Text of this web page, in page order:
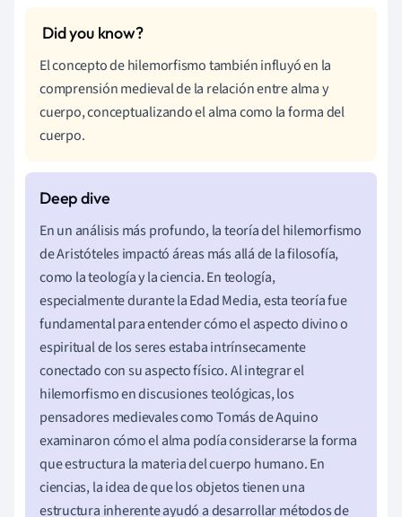
El concepto de hilemorfismo también influyó en la
comprensión medieval de la relación entre alma y
cuerpo, conceptualizando el alma como la forma del
cuerpo.
En un análisis más profundo, la teoría del hilemorfismo
de Aristóteles impactó áreas más allá de la filosofía,
como la teología y la ciencia. En teología,
especialmente durante la Edad Media, esta teoría fue
fundamental para entender cómo el aspecto divino o
espiritual de los seres estaba intrínsecamente
conectado con su aspecto físico. Al integrar el
hilemorfismo en discusiones teológicas, los
pensadores medievales como Tomás de Aquino
examinaron cómo el alma podía considerarse la forma
que estructura la materia del cuerpo humano. En
ciencias, la idea de que los objetos tienen una
estructura inherente ayudó a desarrollar métodos de